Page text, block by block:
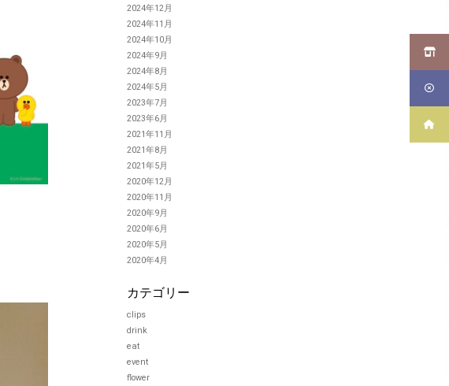
2024年12月
2024年11月
2024年10月
2024年9月
2024年8月
2024年5月
2023年7月
2023年6月
2021年11月
2021年8月
2021年5月
2020年12月
2020年11月
2020年9月
2020年6月
2020年5月
2020年4月
カテゴリー
clips
drink
eat
event
flower